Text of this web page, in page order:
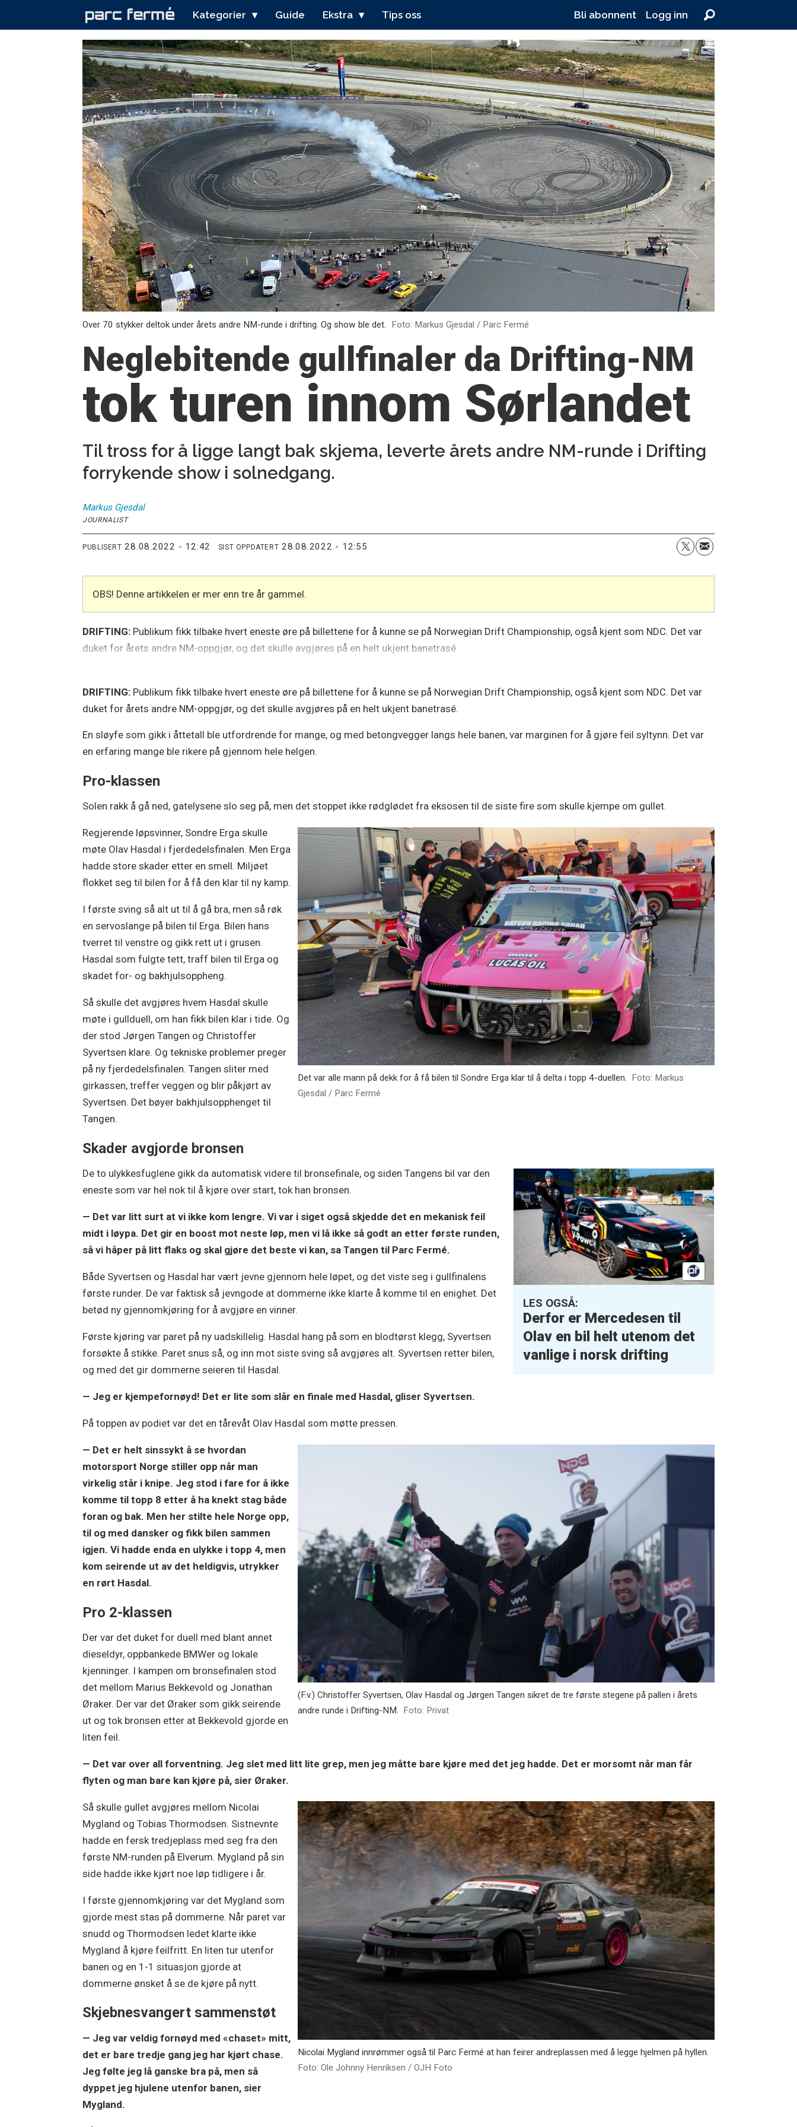
Kategorier Guide Ekstra Tips oss Bli abonnent Logg inn
Over 70 stykker deltok under årets andre NM-runde i drifting. Og show ble det. Foto: Markus Gjesdal / Parc Fermé
Neglebitende gullfinaler da Drifting-NM
tok turen innom Sørlandet
Til tross for å ligge langt bak skjema, leverte årets andre NM-runde i Drifting
forrykende show i solnedgang.
Markus Gjesdal
JOURNALIST
PUBLISERT 28.08.2022 - 12:42 SIST OPPDATERT 28.08.2022 - 12:55
OBS! Denne artikkelen er mer enn tre år gammel.
DRIFTING: Publikum fikk tilbake hvert eneste øre på billettene for å kunne se på Norwegian Drift Championship, også kjent som NDC. Det var
duket for årets andre NM-oppgjør, og det skulle avgjøres på en helt ukjent banetrasé.
DRIFTING: Publikum fikk tilbake hvert eneste øre på billettene for å kunne se på Norwegian Drift Championship, også kjent som NDC. Det var
duket for årets andre NM-oppgjør, og det skulle avgjøres på en helt ukjent banetrasé.
En sløyfe som gikk i åttetall ble utfordrende for mange, og med betongvegger langs hele banen, var marginen for å gjøre feil syltynn. Det var
en erfaring mange ble rikere på gjennom hele helgen.
Pro-klassen
Solen rakk å gå ned, gatelysene slo seg på, men det stoppet ikke rødglødet fra eksosen til de siste fire som skulle kjempe om gullet.
Det var alle mann på dekk for å få bilen til Sondre Erga klar til å delta i topp 4-duellen. Foto: Markus
Gjesdal / Parc Fermé
Regjerende løpsvinner, Sondre Erga skulle
møte Olav Hasdal i fjerdedelsfinalen. Men Erga
hadde store skader etter en smell. Miljøet
flokket seg til bilen for å få den klar til ny kamp.
I første sving så alt ut til å gå bra, men så røk
en servoslange på bilen til Erga. Bilen hans
tverret til venstre og gikk rett ut i grusen.
Hasdal som fulgte tett, traff bilen til Erga og
skadet for- og bakhjulsoppheng.
Så skulle det avgjøres hvem Hasdal skulle
møte i gullduell, om han fikk bilen klar i tide. Og
der stod Jørgen Tangen og Christoffer
Syvertsen klare. Og tekniske problemer preger
på ny fjerdedelsfinalen. Tangen sliter med
girkassen, treffer veggen og blir påkjørt av
Syvertsen. Det bøyer bakhjulsopphenget til
Tangen.
Skader avgjorde bronsen
LES OGSÅ:
Derfor er Mercedesen til
Olav en bil helt utenom det
vanlige i norsk drifting
De to ulykkesfuglene gikk da automatisk videre til bronsefinale, og siden Tangens bil var den
eneste som var hel nok til å kjøre over start, tok han bronsen.
— Det var litt surt at vi ikke kom lengre. Vi var i siget også skjedde det en mekanisk feil
midt i løypa. Det gir en boost mot neste løp, men vi lå ikke så godt an etter første runden,
så vi håper på litt flaks og skal gjøre det beste vi kan, sa Tangen til Parc Fermé.
Både Syvertsen og Hasdal har vært jevne gjennom hele løpet, og det viste seg i gullfinalens
første runder. De var faktisk så jevngode at dommerne ikke klarte å komme til en enighet. Det
betød ny gjennomkjøring for å avgjøre en vinner.
Første kjøring var paret på ny uadskillelig. Hasdal hang på som en blodtørst klegg, Syvertsen
forsøkte å stikke. Paret snus så, og inn mot siste sving så avgjøres alt. Syvertsen retter bilen,
og med det gir dommerne seieren til Hasdal.
— Jeg er kjempefornøyd! Det er lite som slår en finale med Hasdal, gliser Syvertsen.
På toppen av podiet var det en tårevåt Olav Hasdal som møtte pressen.
(F.v.) Christoffer Syvertsen, Olav Hasdal og Jørgen Tangen sikret de tre første stegene på pallen i årets
andre runde i Drifting-NM. Foto: Privat
— Det er helt sinssykt å se hvordan
motorsport Norge stiller opp når man
virkelig står i knipe. Jeg stod i fare for å ikke
komme til topp 8 etter å ha knekt stag både
foran og bak. Men her stilte hele Norge opp,
til og med dansker og fikk bilen sammen
igjen. Vi hadde enda en ulykke i topp 4, men
kom seirende ut av det heldigvis, utrykker
en rørt Hasdal.
Pro 2-klassen
Der var det duket for duell med blant annet
dieseldyr, oppbankede BMWer og lokale
kjenninger. I kampen om bronsefinalen stod
det mellom Marius Bekkevold og Jonathan
Øraker. Der var det Øraker som gikk seirende
ut og tok bronsen etter at Bekkevold gjorde en
liten feil.
— Det var over all forventning. Jeg slet med litt lite grep, men jeg måtte bare kjøre med det jeg hadde. Det er morsomt når man får
flyten og man bare kan kjøre på, sier Øraker.
Nicolai Mygland innrømmer også til Parc Fermé at han feirer andreplassen med å legge hjelmen på hyllen.
Foto: Ole Johnny Henriksen / OJH Foto
Så skulle gullet avgjøres mellom Nicolai
Mygland og Tobias Thormodsen. Sistnevnte
hadde en fersk tredjeplass med seg fra den
første NM-runden på Elverum. Mygland på sin
side hadde ikke kjørt noe løp tidligere i år.
I første gjennomkjøring var det Mygland som
gjorde mest stas på dommerne. Når paret var
snudd og Thormodsen ledet klarte ikke
Mygland å kjøre feilfritt. En liten tur utenfor
banen og en 1-1 situasjon gjorde at
dommerne ønsket å se de kjøre på nytt.
Skjebnesvangert sammenstøt
— Jeg var veldig fornøyd med «chaset» mitt,
det er bare tredje gang jeg har kjørt chase.
Jeg følte jeg lå ganske bra på, men så
dyppet jeg hjulene utenfor banen, sier
Mygland.